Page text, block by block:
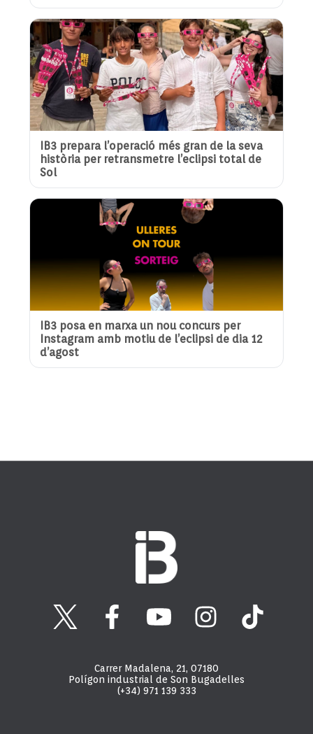
IB3 prepara l’operació més gran de la seva
història per retransmetre l’eclipsi total de
Sol
IB3 posa en marxa un nou concurs per
Instagram amb motiu de l’eclipsi de dia 12
d’agost
Carrer Madalena, 21, 07180
Polígon industrial de Son Bugadelles
(+34) 971 139 333